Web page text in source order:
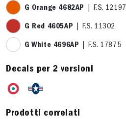
G Orange 4682AP | F.S. 12197
G Red 4605AP | F.S. 11302
G White 4696AP | F.S. 17875
Decals per 2 versioni
Prodotti correlati